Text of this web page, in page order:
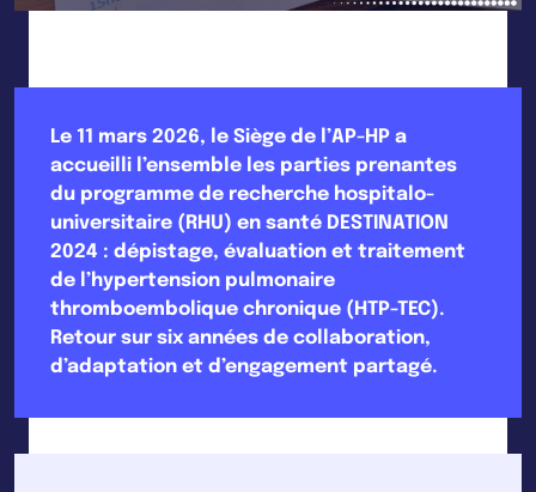
Le 11 mars 2026, le Siège de l’AP-HP a
accueilli l’ensemble les parties prenantes
du programme de recherche hospitalo-
universitaire (RHU) en santé DESTINATION
2024 : dépistage, évaluation et traitement
de l’hypertension pulmonaire
thromboembolique chronique (HTP-TEC).
Retour sur six années de collaboration,
d’adaptation et d’engagement partagé.